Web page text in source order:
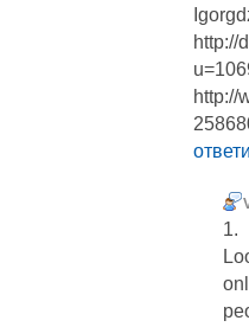
http://
http://
1.